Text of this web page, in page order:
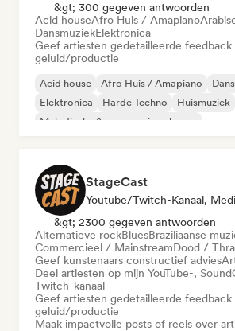
&gt; 300 gegeven antwoorden
Acid houseAfro Huis / Amapiano
DansmuziekElektronica
Geef artiesten gedetailleerde feedback
geluid/productie
Acid house Afro Huis / Amapiano
Elektronica
Harde Techno Huismuziek
Melodische & progressieve house
StageCast
&gt; 2300 gegeven antwoorden
Alternatieve rockBluesBraziliaanse
Commercieel / MainstreamDood /
Geef kunstenaars constructief advies
Deel artiesten op mijn YouTube-,
Twitch-kanaal
Geef artiesten gedetailleerde feedback
geluid/productie
Maak impactvolle posts of reels over